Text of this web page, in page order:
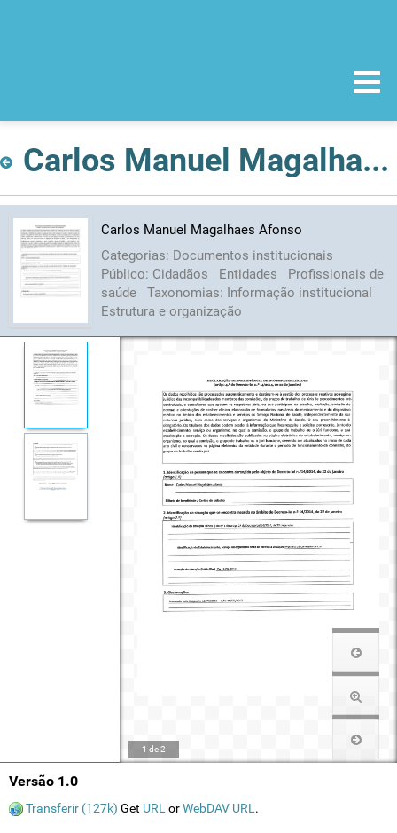
Carlos Manuel Magalhaes Afonso
Carlos Manuel Magalhaes Afonso
Categorias: Documentos institucionais
Público: Cidadãos Entidades
Profissionais de
saúde
Taxonomias: Informação institucional
Estrutura e organização
1 de2
Versão 1.0
Transferir (127k) Get URL orWebDAV URL .